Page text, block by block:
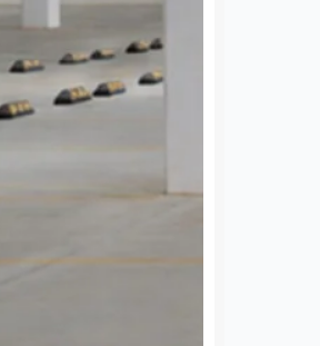
ajustes en el transporte
público en beneficio de
la comunidad
(AMEQ) analizaron alternativas